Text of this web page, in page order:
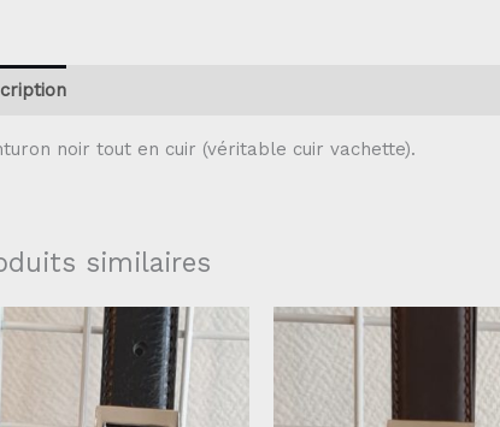
noir tout en cuir (véritable cuir vachette).
similaires